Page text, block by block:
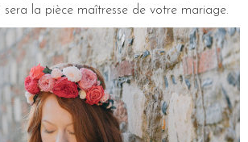
sera la pièce maîtresse de votre mariage.